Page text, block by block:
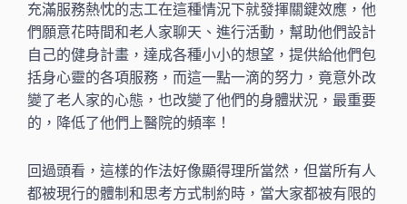
充滿服務熱忱的志工在這種情況下就發揮關鍵效應，他
們願意花時間和老人家聊天、進行活動，幫助他們設計
自己的健身計畫，達成各種小小的想望，提供給他們包
括身心靈的各項服務，而這一點一滴的努力，竟意外改
變了老人家的心態，也改變了他們的身體狀況，最重要
的，降低了他們上醫院的頻率！
回過頭看，這樣的作法好像顯得理所當然，但當所有人
都被現行的體制和思考方式制約時，當大家都被有限的